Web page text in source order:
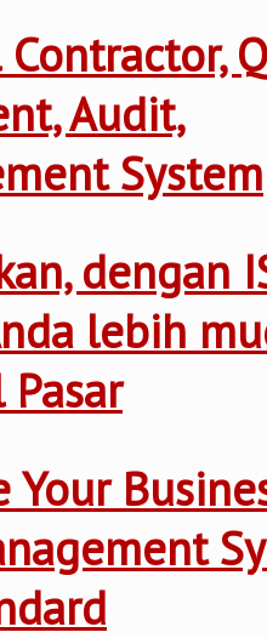
Audit,
System
dengan
lebih
Your